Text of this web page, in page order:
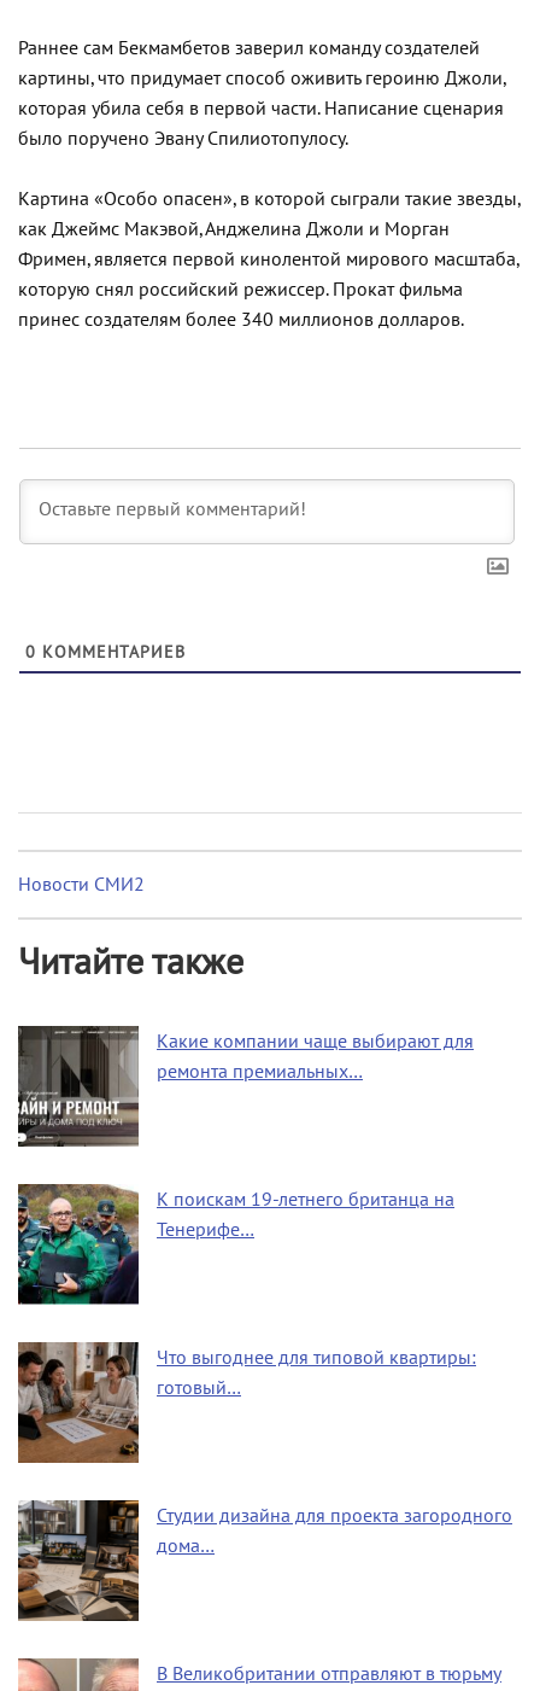
Раннее сам Бекмамбетов заверил команду создателей
картины, что придумает способ оживить героиню Джоли,
которая убила себя в первой части. Написание сценария
было поручено Эвану Спилиотопулосу.
Картина «Особо опасен», в которой сыграли такие звезды,
как Джеймс Макэвой, Анджелина Джоли и Морган
Фримен, является первой кинолентой мирового масштаба,
которую снял российский режиссер. Прокат фильма
принес создателям более 340 миллионов долларов.
0 КОММЕНТАРИЕВ
Новости СМИ2
Читайте также
Какие компании чаще выбирают для
ремонта премиальных…
К поискам 19-летнего британца на
Тенерифе…
Что выгоднее для типовой квартиры:
готовый…
Студии дизайна для проекта загородного
дома…
В Великобритании отправляют в тюрьму